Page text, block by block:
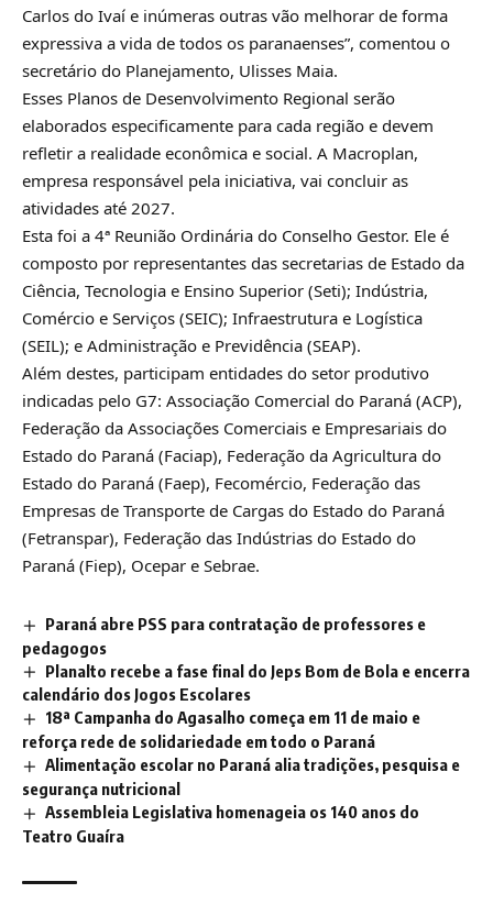
Carlos do Ivaí e inúmeras outras vão melhorar de forma
expressiva a vida de todos os paranaenses”, comentou o
secretário do Planejamento, Ulisses Maia.
Esses Planos de Desenvolvimento Regional serão
elaborados especificamente para cada região e devem
refletir a realidade econômica e social. A Macroplan,
empresa responsável pela iniciativa, vai concluir as
atividades até 2027.
Esta foi a 4ª Reunião Ordinária do Conselho Gestor. Ele é
composto por representantes das secretarias de Estado da
Ciência, Tecnologia e Ensino Superior (Seti); Indústria,
Comércio e Serviços (SEIC); Infraestrutura e Logística
(SEIL); e Administração e Previdência (SEAP).
Além destes, participam entidades do setor produtivo
indicadas pelo G7: Associação Comercial do Paraná (ACP),
Federação da Associações Comerciais e Empresariais do
Estado do Paraná (Faciap), Federação da Agricultura do
Estado do Paraná (Faep), Fecomércio, Federação das
Empresas de Transporte de Cargas do Estado do Paraná
(Fetranspar), Federação das Indústrias do Estado do
Paraná (Fiep), Ocepar e Sebrae.
Paraná abre PSS para contratação de professores e
pedagogos
Planalto recebe a fase final do Jeps Bom de Bola e encerra
calendário dos Jogos Escolares
18ª Campanha do Agasalho começa em 11 de maio e
reforça rede de solidariedade em todo o Paraná
Alimentação escolar no Paraná alia tradições, pesquisa e
segurança nutricional
Assembleia Legislativa homenageia os 140 anos do
Teatro Guaíra